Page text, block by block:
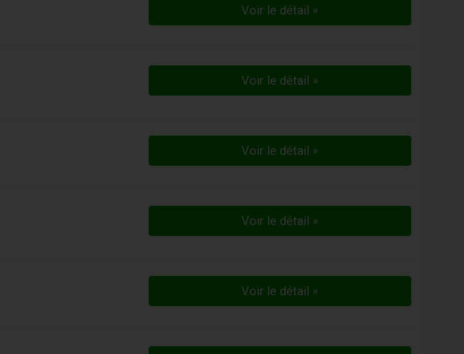
Voir le détail »
Voir le détail »
Voir le détail »
Voir le détail »
Voir le détail »